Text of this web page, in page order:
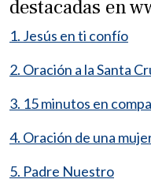
destacadas en
1. Jesús en ti confío
2. Oración a la Santa
3. 15 minutos en
4. Oración de una
5. Padre Nuestro